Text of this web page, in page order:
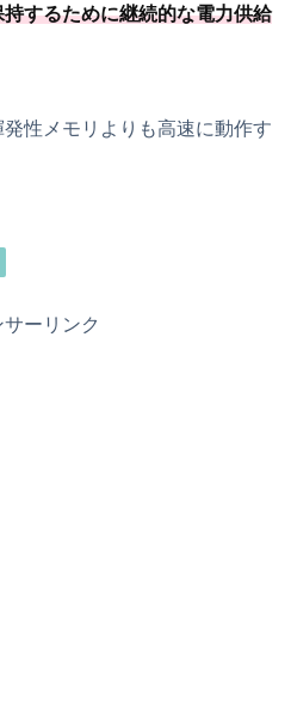
するために継続的な電力供給
性メモリよりも高速に動作す
サーリンク